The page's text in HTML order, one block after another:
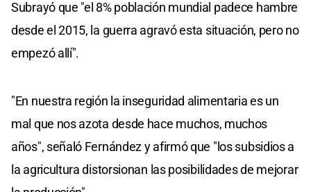
Subrayó que "el 8% población mundial padece hambre
desde el 2015, la guerra agravó esta situación, pero no
empezó allí".
"En nuestra región la inseguridad alimentaria es un
mal que nos azota desde hace muchos, muchos
años", señaló Fernández y afirmó que "los subsidios a
la agricultura distorsionan las posibilidades de mejorar